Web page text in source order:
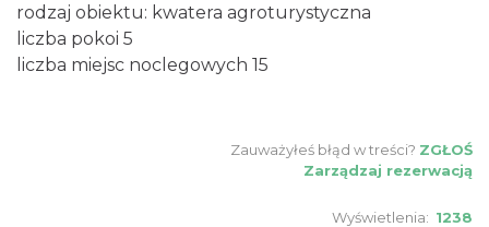
rodzaj obiektu: kwatera agroturystyczna
liczba pokoi 5
liczba miejsc noclegowych 15
Zauważyłeś błąd w treści? ZGŁOŚ
Zarządzaj rezerwacją
Wyświetlenia: 1238